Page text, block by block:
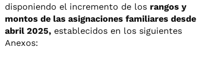
disponiendo el incremento de los rangos y
montos de las asignaciones familiares desde
abril 2025, establecidos en los siguientes
Anexos: